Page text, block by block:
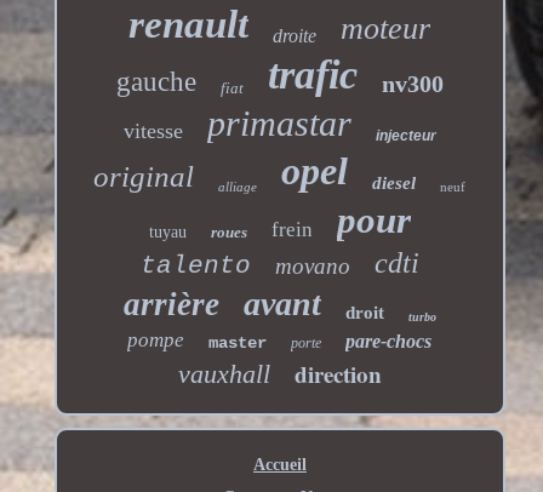
renault droite moteur
gauche fiat trafic nv300
vitesse primastar injecteur
original alliage opel diesel neuf
tuyau roues frein pour
talento movano cdti
arrière avant droit turbo
pompe master porte pare-chocs
vauxhall direction
Accueil